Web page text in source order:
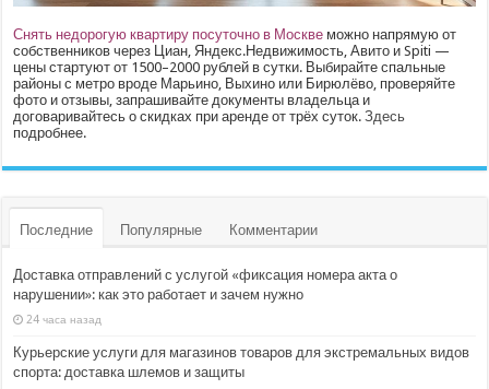
Снять недорогую квартиру посуточно в Москве можно напрямую от
собственников через Циан, Яндекс.Недвижимость, Авито и Spiti —
цены стартуют от 1500–2000 рублей в сутки. Выбирайте спальные
районы с метро вроде Марьино, Выхино или Бирюлёво, проверяйте
фото и отзывы, запрашивайте документы владельца и
договаривайтесь о скидках при аренде от трёх суток.Здесь
подробнее.
Последние Популярные Комментарии
Доставка отправлений с услугой «фиксация номера акта о
нарушении»: как это работает и зачем нужно
24 часа назад
Курьерские услуги для магазинов товаров для экстремальных видов
спорта: доставка шлемов и защиты